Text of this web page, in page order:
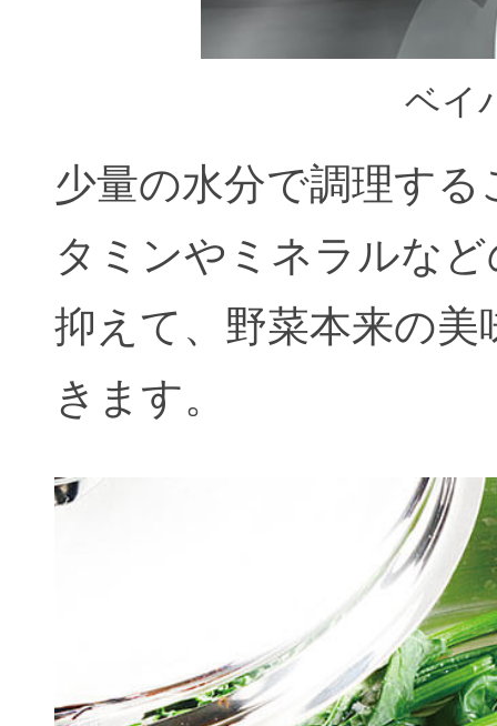
ベイ
少量の水分で調理す
タミンやミネラルな
抑えて、野菜本来の
きます。